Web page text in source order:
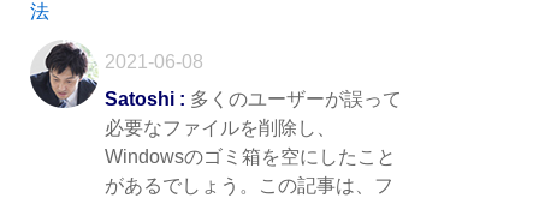
法
2021-06-08
Satoshi : 多くのユーザーが誤って
必要なファイルを削除し、
Windowsのゴミ箱を空にしたこと
があるでしょう。この記事は、フ